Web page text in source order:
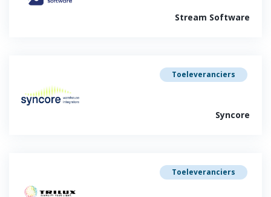
Stream Software
Toeleveranciers
Syncore
Toeleveranciers